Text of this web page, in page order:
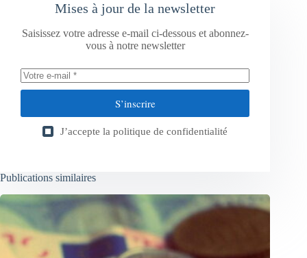
Mises à jour de la newsletter
Saisissez votre adresse e-mail ci-dessous et abonnez-
vous à notre newsletter
S’inscrire
J’accepte la politique de confidentialité
Publications similaires